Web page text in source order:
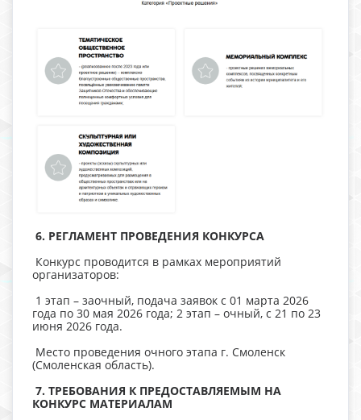
6. РЕГЛАМЕНТ ПРОВЕДЕНИЯ КОНКУРСА
Конкурс проводится в рамках мероприятий
организаторов:
1 этап – заочный, подача заявок с 01 марта 2026
года по 30 мая 2026 года; 2 этап – очный, с 21 по 23
июня 2026 года.
Место проведения очного этапа г. Смоленск
(Смоленская область).
7. ТРЕБОВАНИЯ К ПРЕДОСТАВЛЯЕМЫМ НА
КОНКУРС МАТЕРИАЛАМ